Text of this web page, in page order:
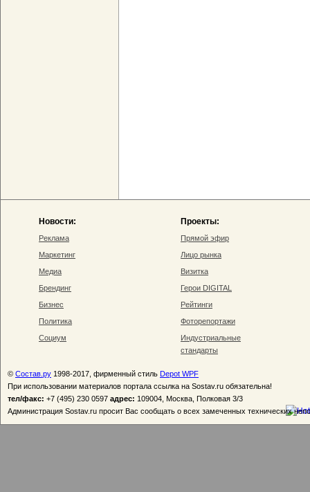
Новости:
Реклама
Маркетинг
Медиа
Брендинг
Бизнес
Политика
Социум
Проекты:
Прямой эфир
Лицо рынка
Визитка
Герои DIGITAL
Рейтинги
Фоторепортажи
Индустриальные
стандарты
© Состав.ру 1998-2017, фирменный стиль Depot WPF
При использовании материалов портала ссылка на Sostav.ru обязательна!
тел/факс: +7 (495) 230 0597 адрес: 109004, Москва, Полковая 3/3
Администрация Sostav.ru просит Вас сообщать о всех замеченных технических